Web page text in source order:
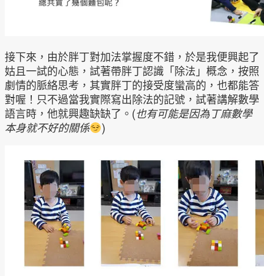
接下來，由於胖丁對加法掌握度不錯，於是我便興起了
姑且一試的心態，試著帶胖丁認識「除法」概念，按照
劇情的脈絡思考，其實胖丁的接受度蠻高的，也都能答
對喔！只不過當我實際寫出除法的記號，試著講解數學
語言時，他就興趣缺缺了。(也有可能是因為丁麻數學
本身就不好的關係
)